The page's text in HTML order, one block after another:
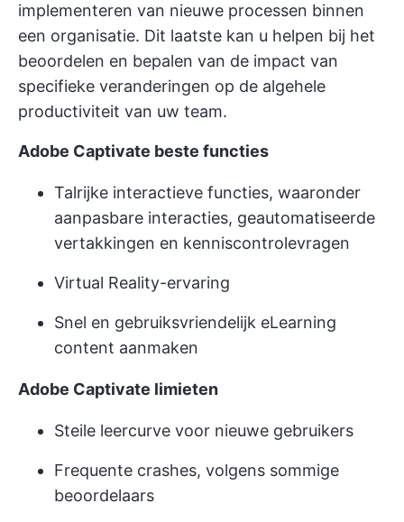
implementeren van nieuwe processen binnen
een organisatie. Dit laatste kan u helpen bij het
beoordelen en bepalen van de impact van
specifieke veranderingen op de algehele
productiviteit van uw team.
Adobe Captivate beste functies
Talrijke interactieve functies, waaronder
aanpasbare interacties, geautomatiseerde
vertakkingen en kenniscontrolevragen
Virtual Reality-ervaring
Snel en gebruiksvriendelijk eLearning
content aanmaken
Adobe Captivate limieten
Steile leercurve voor nieuwe gebruikers
Frequente crashes, volgens sommige
beoordelaars